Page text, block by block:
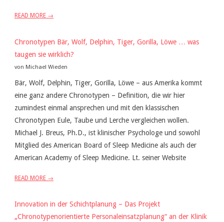
READ MORE →
Chronotypen Bär, Wolf, Delphin, Tiger, Gorilla, Löwe … was
taugen sie wirklich?
von Michael Wieden
Bär, Wolf, Delphin, Tiger, Gorilla, Löwe – aus Amerika kommt
eine ganz andere Chronotypen – Definition, die wir hier
zumindest einmal ansprechen und mit den klassischen
Chronotypen Eule, Taube und Lerche vergleichen wollen.
Michael J. Breus, Ph.D., ist klinischer Psychologe und sowohl
Mitglied des American Board of Sleep Medicine als auch der
American Academy of Sleep Medicine. Lt. seiner Website
READ MORE →
Innovation in der Schichtplanung – Das Projekt
„Chronotypenorientierte Personaleinsatzplanung“ an der Klinik